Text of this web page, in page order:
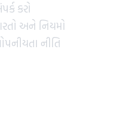
કરો
અને નિયમો
નીતિ